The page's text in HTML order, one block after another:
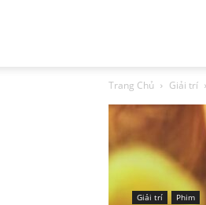
Trang Chủ Giải trí
Giải trí Phim